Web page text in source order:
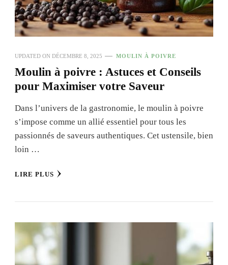
UPDATED ON DÉCEMBRE 8, 2025 MOULIN À POIVRE
Moulin à poivre : Astuces et Conseils
pour Maximiser votre Saveur
Dans l’univers de la gastronomie, le moulin à poivre
s’impose comme un allié essentiel pour tous les
passionnés de saveurs authentiques. Cet ustensile, bien
loin …
LIRE PLUS